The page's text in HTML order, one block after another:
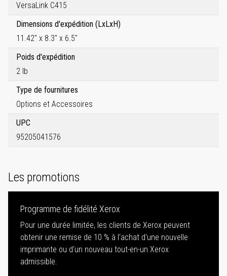
VersaLink C415
Dimensions d'expédition (LxLxH)
11.42" x 8.3" x 6.5"
Poids d'expédition
2 lb
Type de fournitures
Options et Accessoires
UPC
95205041576
Les promotions
Programme de fidélité Xerox
Pour une durée limitée, les clients de Xerox peuvent
obtenir une remise de 10 % à l'achat d'une nouvelle
imprimante ou d'un nouveau tout-en-un Xerox
admissible.